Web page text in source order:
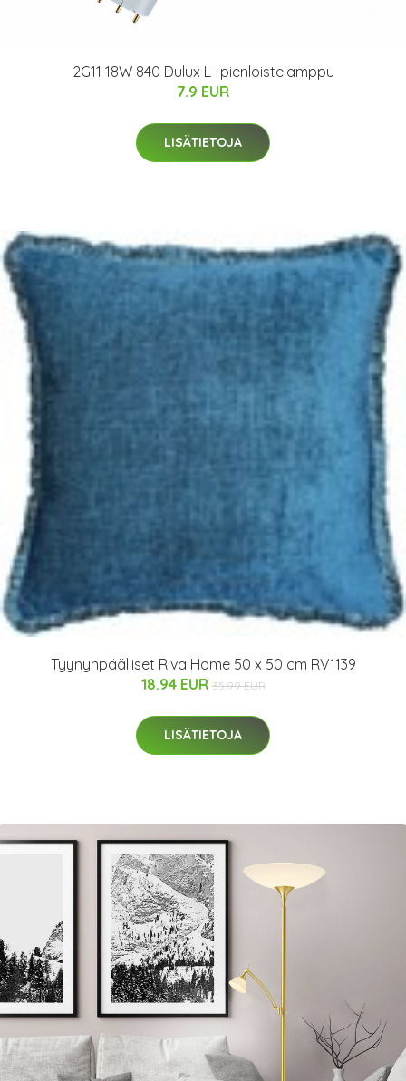
2G11 18W 840 Dulux L -pienloistelamppu
7.9 EUR
LISÄTIETOJA
Tyynynpäälliset Riva Home 50 x 50 cm RV1139
18.94 EUR 35.99 EUR
LISÄTIETOJA